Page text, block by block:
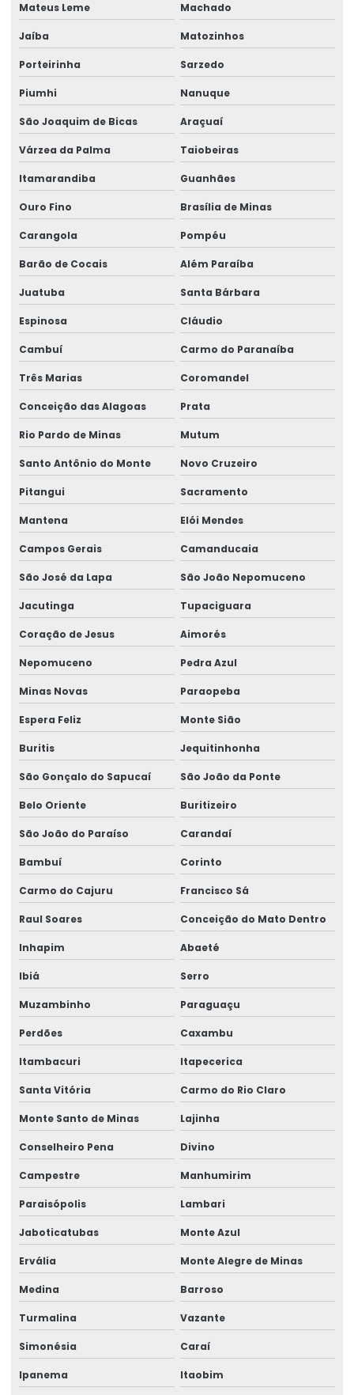
Mateus Leme Machado
Jaíba Matozinhos
Porteirinha Sarzedo
Piumhi Nanuque
São Joaquim de Bicas Araçuaí
Várzea da Palma Taiobeiras
Itamarandiba Guanhães
Ouro Fino Brasília de Minas
Carangola Pompéu
Barão de Cocais Além Paraíba
Juatuba Santa Bárbara
Espinosa Cláudio
Cambuí Carmo do Paranaíba
Três Marias Coromandel
Conceição das Alagoas Prata
Rio Pardo de Minas Mutum
Santo Antônio do Monte Novo Cruzeiro
Pitangui Sacramento
Mantena Elói Mendes
Campos Gerais Camanducaia
São José da Lapa São João Nepomuceno
Jacutinga Tupaciguara
Coração de Jesus Aimorés
Nepomuceno Pedra Azul
Minas Novas Paraopeba
Espera Feliz Monte Sião
Buritis Jequitinhonha
São Gonçalo do Sapucaí São João da Ponte
Belo Oriente Buritizeiro
São João do Paraíso Carandaí
Bambuí Corinto
Carmo do Cajuru Francisco Sá
Raul Soares Conceição do Mato Dentro
Inhapim Abaeté
Ibiá Serro
Muzambinho Paraguaçu
Perdões Caxambu
Itambacuri Itapecerica
Santa Vitória Carmo do Rio Claro
Monte Santo de Minas Lajinha
Conselheiro Pena Divino
Campestre Manhumirim
Paraisópolis Lambari
Jaboticatubas Monte Azul
Ervália Monte Alegre de Minas
Medina Barroso
Turmalina Vazante
Simonésia Caraí
Ipanema Itaobim